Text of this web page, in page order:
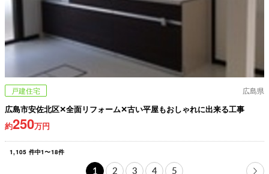
戸建住宅 広島県
広島市安佐北区✕全面リフォーム✕古い平屋もおしゃれに出来る工事
約250万円
1,105 件中1〜18件
1 2 3 4 5